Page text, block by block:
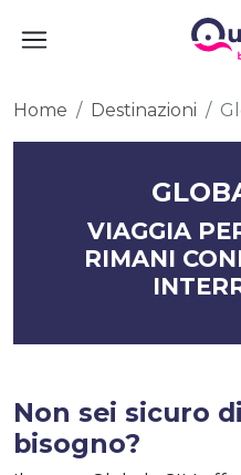
Home Destinazioni
VIAGGIA
RIMANI
Non sei sicuro
bisogno?